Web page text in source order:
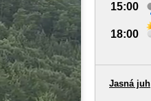
15:00
18:00
Jasná juh